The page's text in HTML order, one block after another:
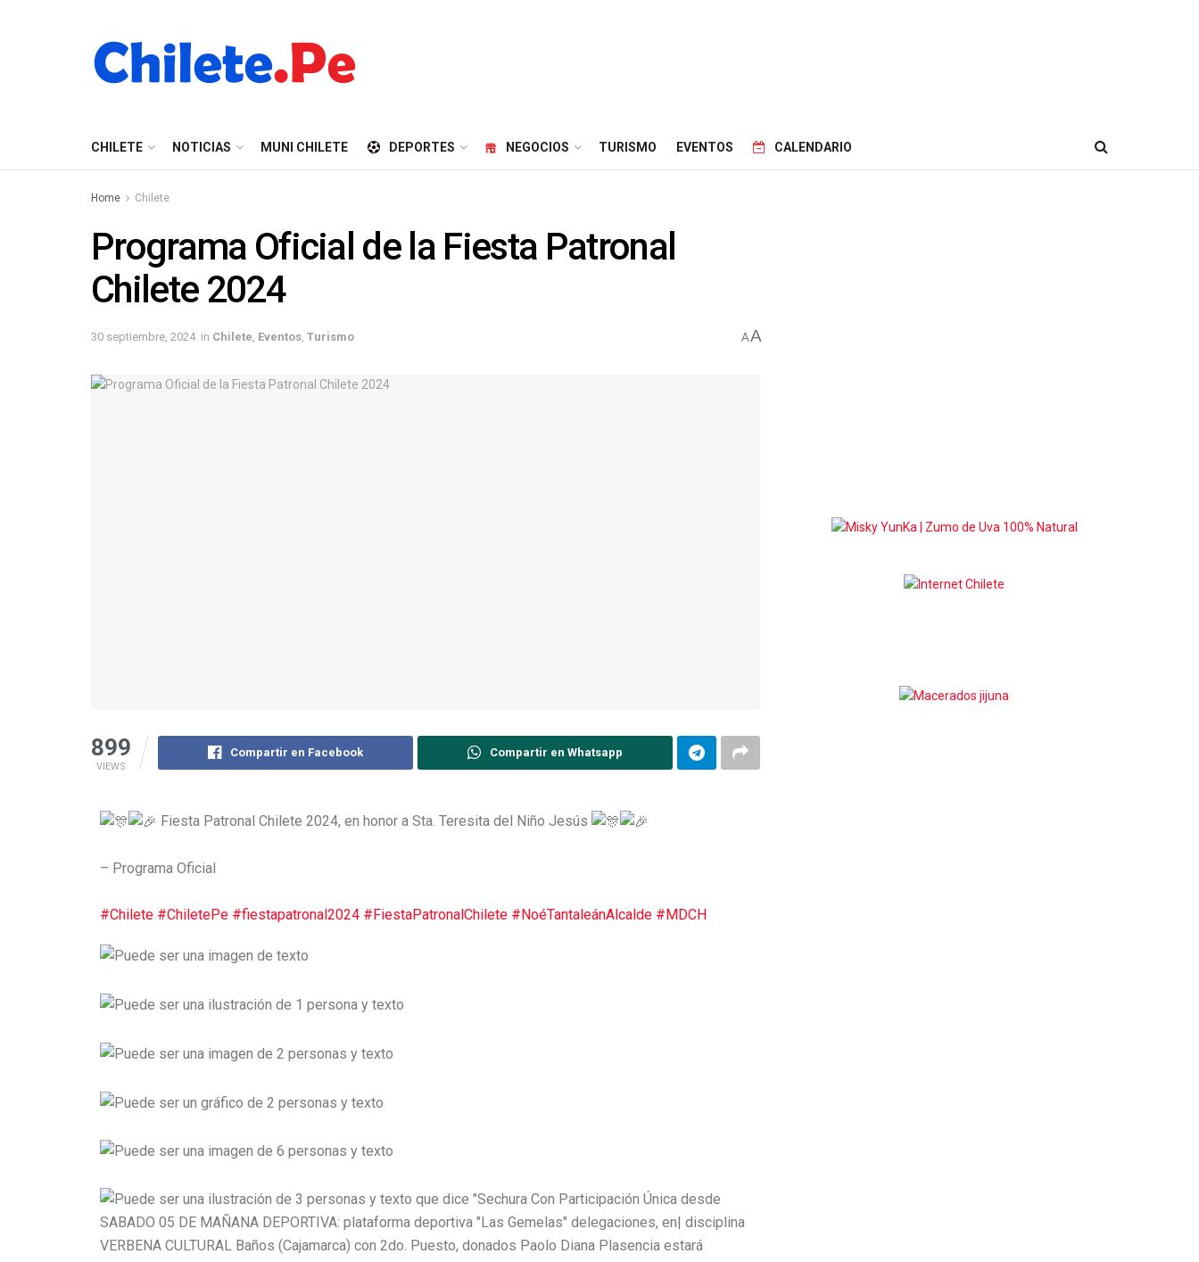
CHILETE NOTICIAS MUNI CHILETE DEPORTES NEGOCIOS TURISMO EVENTOS CALENDARIO
Home Chilete
Programa Oficial de la Fiesta Patronal
Chilete 2024
30 septiembre, 2024 in Chilete Eventos Turismo AA
899
VIEWS
Compartir en Facebook Compartir en Whatsapp
Fiesta Patronal Chilete 2024, en honor a Sta. Teresita del Niño Jesús
– Programa Oficial
#Chilete #ChiletePe #fiestapatronal2024 #FiestaPatronalChilete #NoéTantaleánAlcalde #MDCH